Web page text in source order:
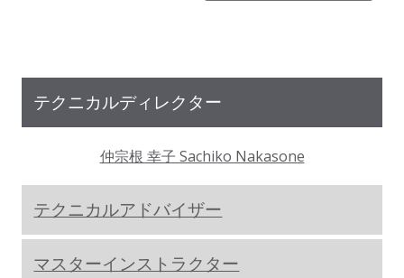
テクニカルディレクター
仲宗根 幸子 Sachiko Nakasone
テクニカルアドバイザー
マスターインストラクター